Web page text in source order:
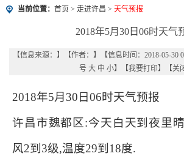
当前位置： 首页 > 走进许昌 > 天气预报
2018年5月30日06时天气
【信息来源： 】 【作者： 】 【信息时间：2018-05-30
号 大 中 小】【我要打印】【关
2018年5月30日06时天气预报
许昌市魏都区:今天白天到夜里
风2到3级,温度29到18度.